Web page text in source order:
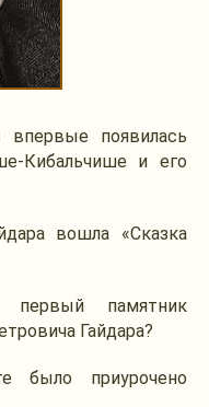
впервые появилась
Кибальчише и его
вошла «Сказка
памятник
Гайдара?
было приурочено